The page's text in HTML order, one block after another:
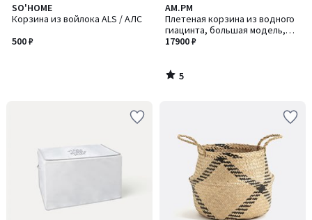
SO'HOME
Корзина из войлока ALS / АЛС
500 ₽
AM.PM
Плетеная корзина из водного
гиацинта, большая модель,
RAGA / РАГА
17900 ₽
5
/
5
5
/